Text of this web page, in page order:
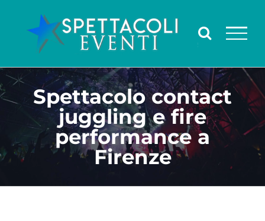
contenuto
Spettacolo contact
juggling e fire
performance a
Firenze